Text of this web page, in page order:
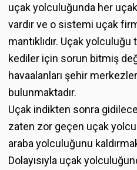
uçak yolculuğunda her
vardır ve o sistemi uçak
mantıklıdır. Uçak
kediler için sorun bitmiş
havaalanları şehir
bulunmaktadır.
Uçak indikten sonra
zaten zor geçen uçak
araba yolculuğunu
Dolayısıyla uçak